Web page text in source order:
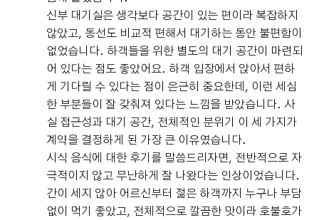
신부 대기실은 생각보다 공간이 있는 편이라 복잡하지
않았고, 동선도 비교적 편해서 대기하는 동안 불편함이
없었습니다. 하객들을 위한 별도의 대기 공간이 마련되
어 있다는 점도 좋았어요. 하객 입장에서 앉아서 편하
게 기다릴 수 있다는 점이 은근히 중요한데, 이런 세심
한 부분들이 잘 갖춰져 있다는 느낌을 받았습니다. 사
실 접근성과 대기 공간, 전체적인 분위기 이 세 가지가
계약을 결정하게 된 가장 큰 이유였습니다.
시식 음식에 대한 후기를 말씀드리자면, 전반적으로 자
극적이지 않고 무난하게 잘 나왔다는 인상이었습니다.
간이 세지 않아 어르신부터 젊은 하객까지 누구나 부담
없이 먹기 좋았고, 전체적으로 깔끔한 맛이라 호불호가